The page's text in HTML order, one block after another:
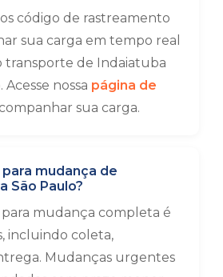
código de rastreamento
sua carga em tempo real
transporte de Indaiatuba
Acesse nossa página de
sua carga.
mudança de
São Paulo?
mudança completa é
incluindo coleta,
Mudanças urgentes